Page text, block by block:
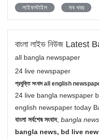
লাইফস্টাইল
সব খবর
বাংলা লাইভ নিউজ
all bangla newspaper
24 live newspaper
প্রযুক্তি সংবাদ all english
24 live bangla newspaper
english newspaper today
বাংলা সর্বশেষ সংবাদ, bangla
bangla news, bd live